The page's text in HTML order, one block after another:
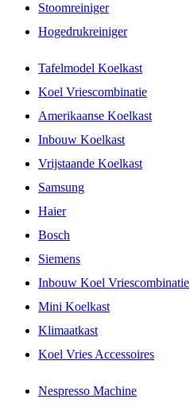
Stoomreiniger
Hogedrukreiniger
Tafelmodel Koelkast
Koel Vriescombinatie
Amerikaanse Koelkast
Inbouw Koelkast
Vrijstaande Koelkast
Samsung
Haier
Bosch
Siemens
Inbouw Koel Vriescombinatie
Mini Koelkast
Klimaatkast
Koel Vries Accessoires
Nespresso Machine